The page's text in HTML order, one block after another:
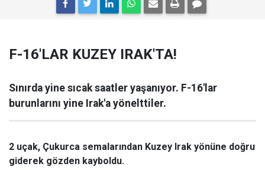
F-16'LAR KUZEY IRAK'TA!
Sınırda yine sıcak saatler yaşanıyor. F-16'lar
burunlarını yine Irak'a yönelttiler.
2 uçak, Çukurca semalarından Kuzey Irak yönüne doğru
giderek gözden kayboldu.